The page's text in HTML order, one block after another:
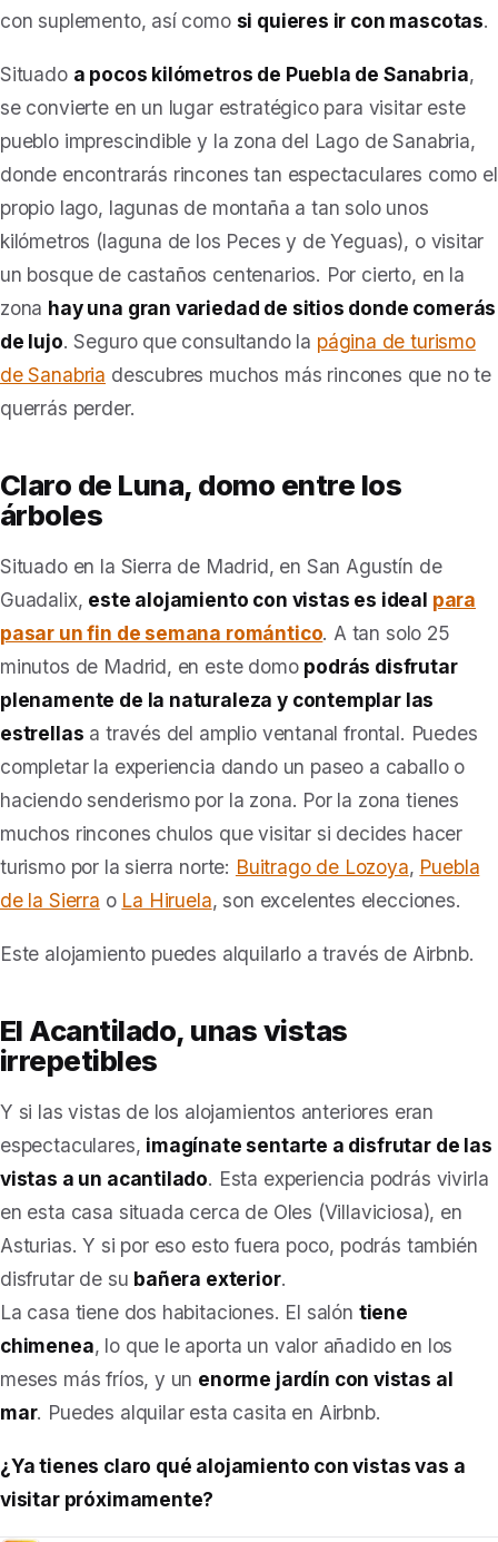
con suplemento, así como si quieres ir con mascotas.
Situado a pocos kilómetros de Puebla de Sanabria,
se convierte en un lugar estratégico para visitar este
pueblo imprescindible y la zona del Lago de Sanabria,
donde encontrarás rincones tan espectaculares como el
propio lago, lagunas de montaña a tan solo unos
kilómetros (laguna de los Peces y de Yeguas), o visitar
un bosque de castaños centenarios. Por cierto, en la
zona hay una gran variedad de sitios donde comerás
de lujo. Seguro que consultando la página de turismo
de Sanabria descubres muchos más rincones que no te
querrás perder.
Claro de Luna, domo entre los
árboles
Situado en la Sierra de Madrid, en San Agustín de
Guadalix, este alojamiento con vistas es ideal para
pasar un fin de semana romántico. A tan solo 25
minutos de Madrid, en este domo podrás disfrutar
plenamente de la naturaleza y contemplar las
estrellas a través del amplio ventanal frontal. Puedes
completar la experiencia dando un paseo a caballo o
haciendo senderismo por la zona. Por la zona tienes
muchos rincones chulos que visitar si decides hacer
turismo por la sierra norte: Buitrago de Lozoya, Puebla
de la Sierra o La Hiruela, son excelentes elecciones.
Este alojamiento puedes alquilarlo a través de Airbnb.
El Acantilado, unas vistas
irrepetibles
Y si las vistas de los alojamientos anteriores eran
espectaculares, imagínate sentarte a disfrutar de las
vistas a un acantilado. Esta experiencia podrás vivirla
en esta casa situada cerca de Oles (Villaviciosa), en
Asturias. Y si por eso esto fuera poco, podrás también
disfrutar de su bañera exterior.
La casa tiene dos habitaciones. El salón tiene
chimenea, lo que le aporta un valor añadido en los
meses más fríos, y un enorme jardín con vistas al
mar. Puedes alquilar esta casita en Airbnb.
¿Ya tienes claro qué alojamiento con vistas vas a
visitar próximamente?